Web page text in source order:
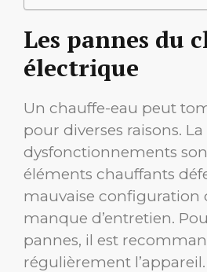
Les pannes du
électrique
Un chauffe-eau peut
pour diverses raisons.
dysfonctionnements
éléments chauffants
mauvaise configuration
manque d’entretien.
pannes, il est
régulièrement